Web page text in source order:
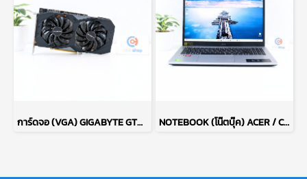
การ์ดจอ (VGA) GIGABYTE GTX1660 SUPER 6GB 2F OC P13505 NOTEBOOK (โน๊ตบุ๊ค) ACER / CPU RYZEN 7 5700U / จอ 15.6 FHD / RAM DDR4 16GB / SSD 512GB M.2 P14839